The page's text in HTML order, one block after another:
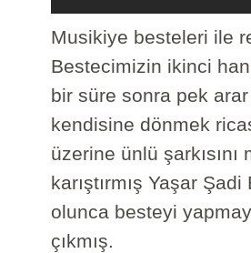
Musikiye besteleri ile
Bestecimizin ikinci
bir süre sonra pek
kendisine dönmek
üzerine ünlü
karıştırmış Yaşar
olunca besteyi
çıkmış.